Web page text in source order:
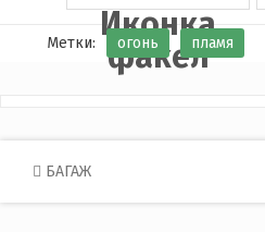
Иконка
факел
Метки: огонь пламя
Post
navigation
БАГАЖ